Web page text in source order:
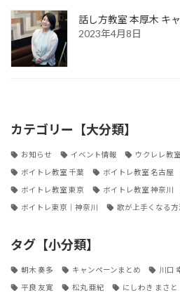
話し方教室 本厚木 キ
2023年4月8日
カテゴリー【大分類】
お知らせ イベント情報 ウクレレ教
ボイトレ教室 千葉 ボイトレ教室 名古屋
ボイトレ教室 東京 ボイトレ教室 神奈川
ボイトレ東京｜神奈川 歌が上手くなる方
タグ【小分類】
朝木 奏多 キャンペーンまとめ 川口
平良 友寛 松丸 亜紀 にしわき まさと